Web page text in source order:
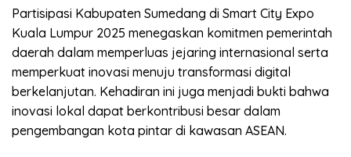
Partisipasi Kabupaten Sumedang di Smart City Expo
Kuala Lumpur 2025 menegaskan komitmen pemerintah
daerah dalam memperluas jejaring internasional serta
memperkuat inovasi menuju transformasi digital
berkelanjutan. Kehadiran ini juga menjadi bukti bahwa
inovasi lokal dapat berkontribusi besar dalam
pengembangan kota pintar di kawasan ASEAN.